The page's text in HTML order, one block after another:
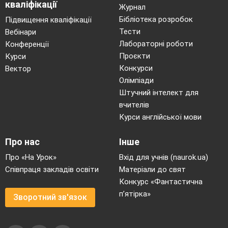
Андріана:
Життя наше ніжне
нічим не згубили,
Віолетта :
Ми друзів своїх вам
дамо на підмогу:
Яна :
Ромашка й Волошкаа вам
Ну, ось, ми першу
перешкоду подолали,
Й на гору високу
піднялись!
Н. Матула:Спочатку гору цю
Й стежинку до
«Букварика» знайдемо.
Пісня «По Карпатах ми
кваліфікації
Підвищення кваліфікації
Вебінари
Конференції
Курси
Вектор
Журнал
Бібліотека розробок
Тести
Лабораторні роботи
Проєкти
Конкурси
Олімпіади
Штучний інтелект для
вчителів
Курси англійської мови
Про нас
Про «На Урок»
Співпраця закладів освіти
Зворотний зв'язок
Інше
Вхід для учнів (naurok.ua)
Матеріали до свят
Конкурс «Фантастична
п’ятірка»